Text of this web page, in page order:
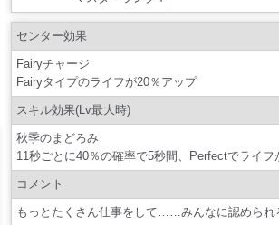
センター効果
Fairyチャージ
Fairyタイプのライフが20％アップ
スキル効果(Lv最大時)
秋季のまどろみ
11秒ごとに40％の確率で5秒間、Perfectでライフ
コメント
もっとたくさん仕事をして……みんなに認めら